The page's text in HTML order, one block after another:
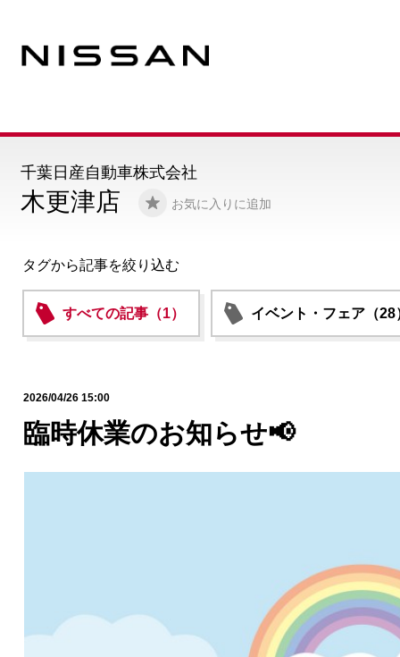
木更津店 お気に入りに追加
千葉日産自動車株式会社
タグから記事を絞り込む
すべての記事（1） イベント・フェア（28
2026/04/26 15:00
臨時休業のお知らせ📢